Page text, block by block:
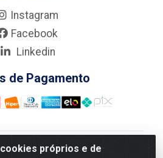
próprios e de
Instagram
Facebook
Linkedin
de Pagamento
de Material de Construção LTDA